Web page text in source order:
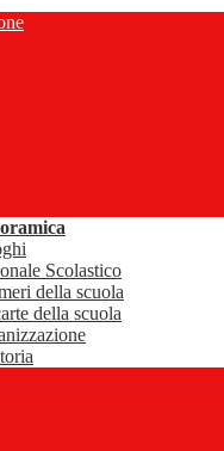
Scolastico
della scuola
della scuola